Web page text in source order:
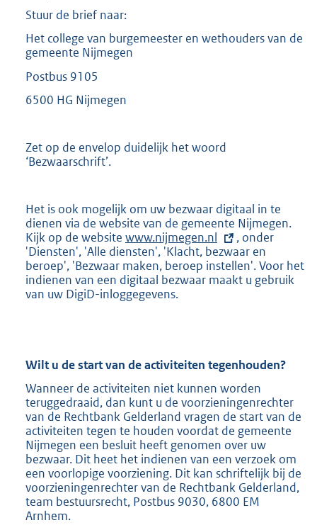
Stuur de brief naar:
Het college van burgemeester en wethouders van de
gemeente Nijmegen
Postbus 9105
6500 HG Nijmegen
Zet op de envelop duidelijk het woord
‘Bezwaarschrift’.
Het is ook mogelijk om uw bezwaar digitaal in te
dienen via de website van de gemeente Nijmegen.
Kijk op de website E
x
t
e
r
n
:
www.nijmegen.nl
, onder
'Diensten', 'Alle diensten', 'Klacht, bezwaar en
beroep', 'Bezwaar maken, beroep instellen'. Voor het
indienen van een digitaal bezwaar maakt u gebruik
van uw DigiD-inloggegevens.
Wilt u de start van de activiteiten tegenhouden?
Wanneer de activiteiten niet kunnen worden
teruggedraaid, dan kunt u de voorzieningenrechter
van de Rechtbank Gelderland vragen de start van de
activiteiten tegen te houden voordat de gemeente
Nijmegen een besluit heeft genomen over uw
bezwaar. Dit heet het indienen van een verzoek om
een voorlopige voorziening. Dit kan schriftelijk bij de
voorzieningenrechter van de Rechtbank Gelderland,
team bestuursrecht, Postbus 9030, 6800 EM
Arnhem.